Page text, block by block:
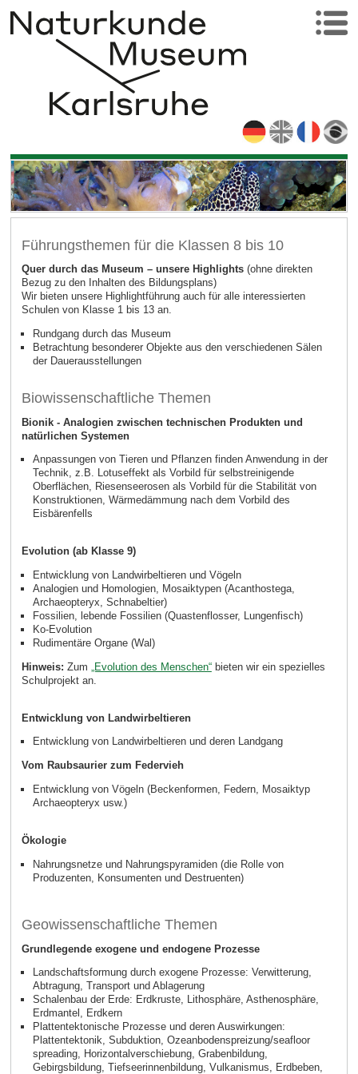
Führungsthemen für die Klassen 8 bis 10
Quer durch das Museum – unsere Highlights (ohne direkten
Bezug zu den Inhalten des Bildungsplans)
Wir bieten unsere Highlightführung auch für alle interessierten
Schulen von Klasse 1 bis 13 an.
Rundgang durch das Museum
Betrachtung besonderer Objekte aus den verschiedenen Sälen
der Dauerausstellungen
Biowissenschaftliche Themen
Bionik - Analogien zwischen technischen Produkten und
natürlichen Systemen
Anpassungen von Tieren und Pflanzen finden Anwendung in der
Technik, z.B. Lotuseffekt als Vorbild für selbstreinigende
Oberflächen, Riesenseerosen als Vorbild für die Stabilität von
Konstruktionen, Wärmedämmung nach dem Vorbild des
Eisbärenfells
Evolution (ab Klasse 9)
Entwicklung von Landwirbeltieren und Vögeln
Analogien und Homologien, Mosaiktypen (Acanthostega,
Archaeopteryx, Schnabeltier)
Fossilien, lebende Fossilien (Quastenflosser, Lungenfisch)
Ko-Evolution
Rudimentäre Organe (Wal)
Hinweis: Zum „Evolution des Menschen“bieten wir ein spezielles
Schulprojekt an.
Entwicklung von Landwirbeltieren
Entwicklung von Landwirbeltieren und deren Landgang
Vom Raubsaurier zum Federvieh
Entwicklung von Vögeln (Beckenformen, Federn, Mosaiktyp
Archaeopteryx usw.)
Ökologie
Nahrungsnetze und Nahrungspyramiden (die Rolle von
Produzenten, Konsumenten und Destruenten)
Geowissenschaftliche Themen
Grundlegende exogene und endogene Prozesse
Landschaftsformung durch exogene Prozesse: Verwitterung,
Abtragung, Transport und Ablagerung
Schalenbau der Erde: Erdkruste, Lithosphäre, Asthenosphäre,
Erdmantel, Erdkern
Plattentektonische Prozesse und deren Auswirkungen:
Plattentektonik, Subduktion, Ozeanbodenspreizung/seafloor
spreading, Horizontalverschiebung, Grabenbildung,
Gebirgsbildung, Tiefseerinnenbildung, Vulkanismus, Erdbeben,